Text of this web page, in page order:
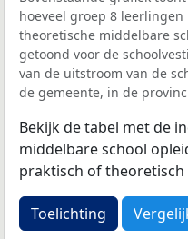
hoeveel groep 8
theoretische middelbare
getoond voor de
van de uitstroom van de
de gemeente, in de
Bekijk de tabel met de
middelbare school
praktisch of
Toelichting